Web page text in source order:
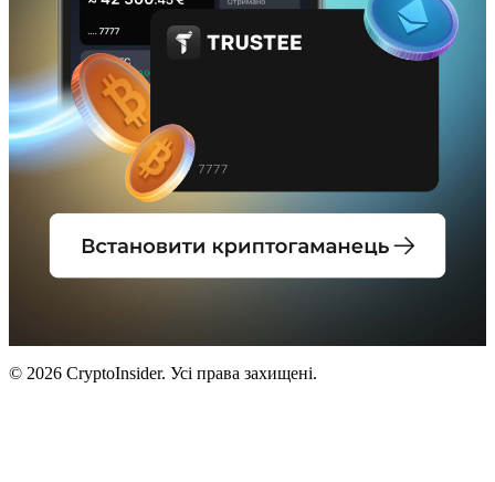
© 2026 CryptoInsider. Усі права захищені.